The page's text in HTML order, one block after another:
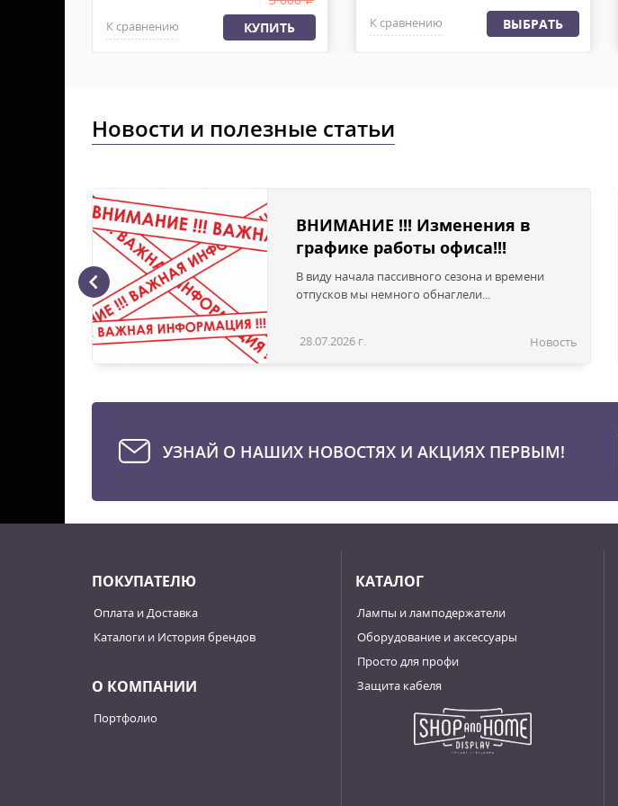
К сравнению КУПИТЬ К сравнению ВЫБРАТЬ
Новости и полезные статьи
ВНИМАНИЕ !!! Изменения в
графике работы офиса!!!
В виду начала пассивного сезона и времени
отпусков мы немного обнаглели...
28.07.2026 г. Новость
УЗНАЙ О НАШИХ НОВОСТЯХ И АКЦИЯХ ПЕРВЫМ!
ПОКУПАТЕЛЮ
Оплата и Доставка
Каталоги и История брендов
О КОМПАНИИ
Портфолио
КАТАЛОГ
Лампы и ламподержатели
Оборудование и аксессуары
Просто для профи
Защита кабеля